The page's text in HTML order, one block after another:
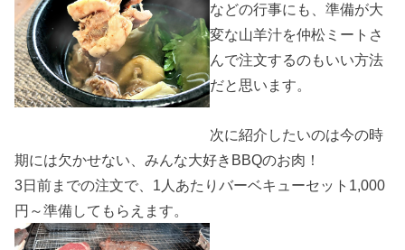
などの行事にも、準備が大
変な山羊汁を仲松ミートさ
んで注文するのもいい方法
だと思います。
次に紹介したいのは今の時
期には欠かせない、みんな大好きBBQのお肉！
3日前までの注文で、1人あたりバーベキューセット1,000
円～準備してもらえます。